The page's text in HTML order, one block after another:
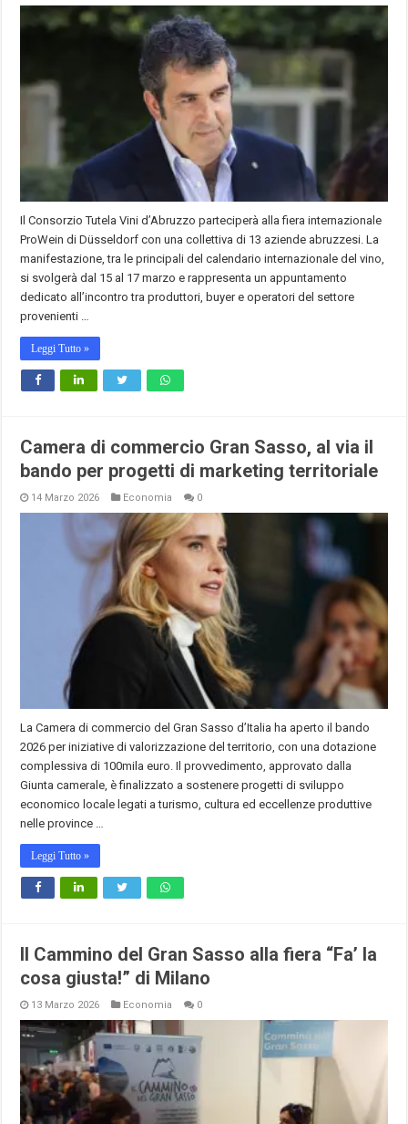
Il Consorzio Tutela Vini d’Abruzzo parteciperà alla fiera internazionale
ProWein di Düsseldorf con una collettiva di 13 aziende abruzzesi. La
manifestazione, tra le principali del calendario internazionale del vino,
si svolgerà dal 15 al 17 marzo e rappresenta un appuntamento
dedicato all’incontro tra produttori, buyer e operatori del settore
provenienti …
Leggi Tutto »
Camera di commercio Gran Sasso, al via il
bando per progetti di marketing territoriale
14 Marzo 2026 Economia 0
La Camera di commercio del Gran Sasso d’Italia ha aperto il bando
2026 per iniziative di valorizzazione del territorio, con una dotazione
complessiva di 100mila euro. Il provvedimento, approvato dalla
Giunta camerale, è finalizzato a sostenere progetti di sviluppo
economico locale legati a turismo, cultura ed eccellenze produttive
nelle province …
Leggi Tutto »
Il Cammino del Gran Sasso alla fiera “Fa’ la
cosa giusta!” di Milano
13 Marzo 2026 Economia 0